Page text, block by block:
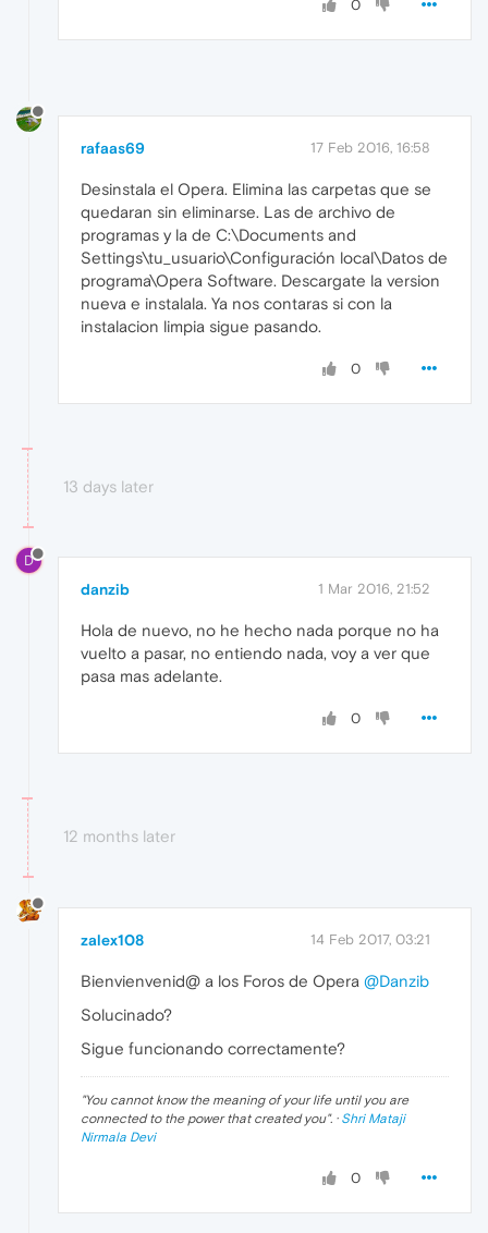
0
rafaas69 17 Feb 2016, 16:58
Desinstala el Opera. Elimina las carpetas que se
quedaran sin eliminarse. Las de archivo de
programas y la de C:\Documents and
Settings\tu_usuario\Configuración local\Datos de
programa\Opera Software. Descargate la version
nueva e instalala. Ya nos contaras si con la
instalacion limpia sigue pasando.
0
13 days later
D
danzib 1 Mar 2016, 21:52
Hola de nuevo, no he hecho nada porque no ha
vuelto a pasar, no entiendo nada, voy a ver que
pasa mas adelante.
0
12 months later
zalex108 14 Feb 2017, 03:21
Bienvienvenid@ a los Foros de Opera @Danzib
Solucinado?
Sigue funcionando correctamente?
"You cannot know the meaning of your life until you are
connected to the power that created you". · Shri Mataji
Nirmala Devi
0